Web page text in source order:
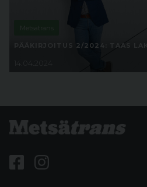
Metsätrans
PÄÄKIRJOITUS 2/2024: TAAS